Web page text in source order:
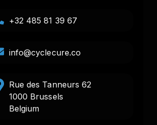
+32 485 81 39 67
info@cyclecure.co
Rue des Tanneurs 62
1000 Brussels
Belgium